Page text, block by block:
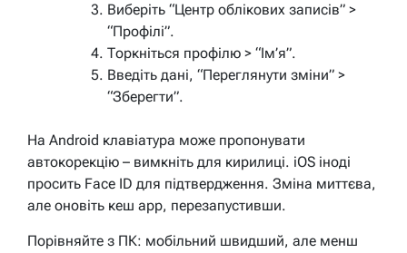
Виберіть “Центр облікових записів” >
“Профілі”.
Торкніться профілю > “Ім’я”.
Введіть дані, “Переглянути зміни” >
“Зберегти”.
На Android клавіатура може пропонувати
автокорекцію – вимкніть для кирилиці. iOS іноді
просить Face ID для підтвердження. Зміна миттєва,
але оновіть кеш app, перезапустивши.
Порівняйте з ПК: мобільний швидший, але менш